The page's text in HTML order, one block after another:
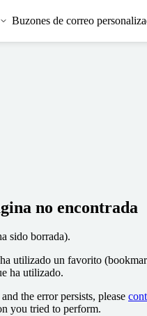
Buzones de correo
no encontrada
sido borrada).
utilizado un favorito
ha utilizado.
the error persists, please
you tried to perform.